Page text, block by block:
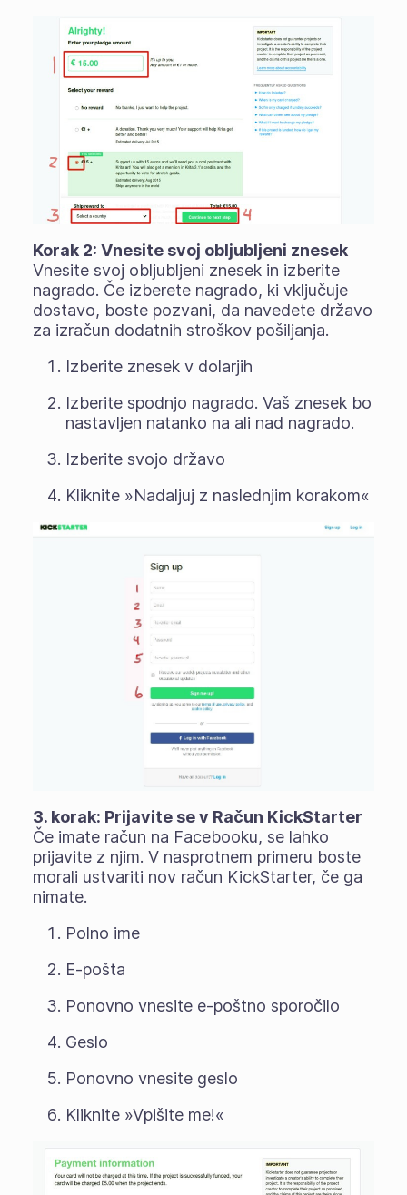
Korak 2: Vnesite svoj obljubljeni znesek
Vnesite svoj obljubljeni znesek in izberite
nagrado. Če izberete nagrado, ki vključuje
dostavo, boste pozvani, da navedete državo
za izračun dodatnih stroškov pošiljanja.
Izberite znesek v dolarjih
Izberite spodnjo nagrado. Vaš znesek bo
nastavljen natanko na ali nad nagrado.
Izberite svojo državo
Kliknite »Nadaljuj z naslednjim korakom«
3. korak: Prijavite se v Račun KickStarter
Če imate račun na Facebooku, se lahko
prijavite z njim. V nasprotnem primeru boste
morali ustvariti nov račun KickStarter, če ga
nimate.
Polno ime
E-pošta
Ponovno vnesite e-poštno sporočilo
Geslo
Ponovno vnesite geslo
Kliknite »Vpišite me!«